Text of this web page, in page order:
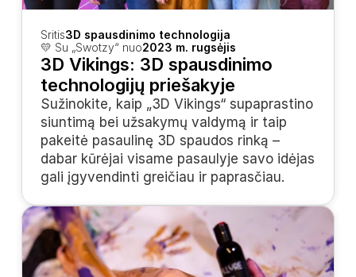
Sritis3D spausdinimo technologija
💛 Su „Swotzy“ nuo2023 m. rugsėjis
3D Vikings: 3D spausdinimo
technologijų priešakyje
Sužinokite, kaip „3D Vikings“ supaprastino
siuntimą bei užsakymų valdymą ir taip
pakeitė pasaulinę 3D spaudos rinką –
dabar kūrėjai visame pasaulyje savo idėjas
gali įgyvendinti greičiau ir paprasčiau.